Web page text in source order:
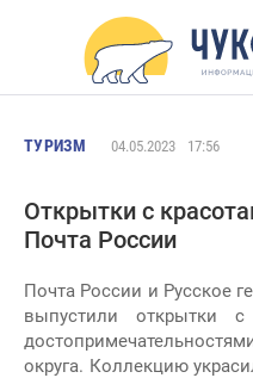
ТУРИЗМ 04.05.2023 17:56
Открытки с
Почта России
Почта России и Русское
выпустили открытки
округа. Коллекцию